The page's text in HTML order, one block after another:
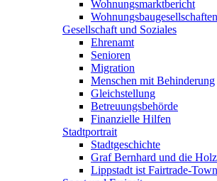
Wohnungsmarktbericht
Wohnungsbaugesellschaften
Gesellschaft und Soziales
Ehrenamt
Senioren
Migration
Menschen mit Behinderung
Gleichstellung
Betreuungsbehörde
Finanzielle Hilfen
Stadtportrait
Stadtgeschichte
Graf Bernhard und die
Lippstadt ist Fairtrade-Town